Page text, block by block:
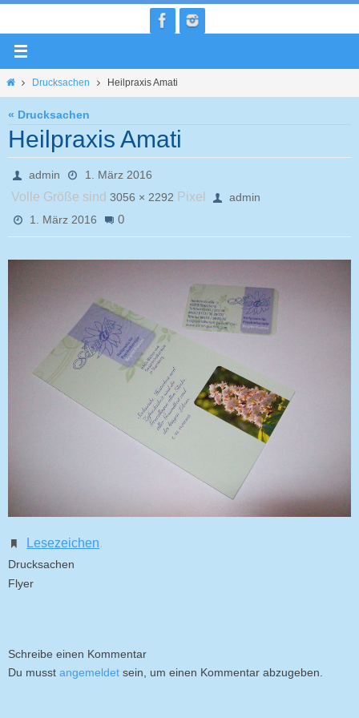
Inhalt
springen
HomeDrucksachen Heilpraxis Amati
« Drucksachen
Heilpraxis Amati
admin 1. März 2016
Volle Größe sind 3056 × 2292 Pixel
admin
1. März 2016
0
Lesezeichen.
Drucksachen
Flyer
Schreibe einen Kommentar
Du musst angemeldet sein, um einen Kommentar abzugeben.